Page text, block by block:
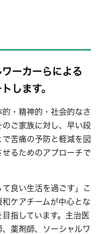
ーカーらによる
します。
的・精神的・社会的なさ
ご家族に対し、早い段
苦痛の予防と軽減を図
るためのアプローチで
良い生活を過ごす」こ
ケアチームが中心とな
指しています。主治医
薬剤師、ソーシャルワ